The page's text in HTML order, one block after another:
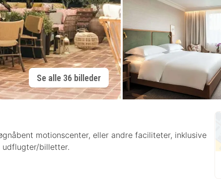
Se alle 36 billeder
motionscenter, eller andre faciliteter, inklusive
billetter.